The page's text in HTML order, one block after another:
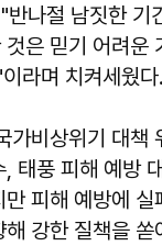
반나절 남짓한 기
은 믿기 어려운
라며 치켜세웠다.
가비상위기 대책
태풍 피해 예방
피해 예방에 실
강한 질책을 쏟